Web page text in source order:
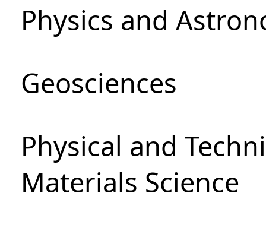
Physics and
Geosciences
Physical and
Materials Science